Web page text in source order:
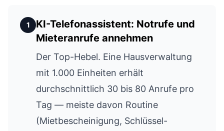
1
KI-Telefonassistent: Notrufe und
Mieteranrufe annehmen
Der Top-Hebel. Eine Hausverwaltung
mit 1.000 Einheiten erhält
durchschnittlich 30 bis 80 Anrufe pro
Tag — meiste davon Routine
(Mietbescheinigung, Schlüssel-